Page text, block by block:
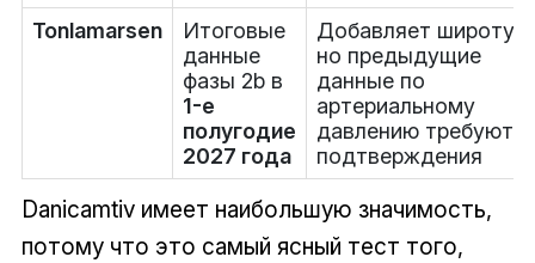
Tonlamarsen
Итоговые
данные
фазы 2b в
1-е
полугодие
2027 года
Добавляет широту,
но предыдущие
данные по
артериальному
давлению требуют
подтверждения
Danicamtiv имеет наибольшую значимость,
потому что это самый ясный тест того,